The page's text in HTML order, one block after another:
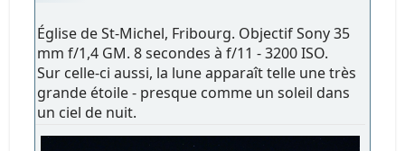
Église de St-Michel, Fribourg. Objectif Sony 35
mm f/1,4 GM. 8 secondes à f/11 - 3200 ISO.
Sur celle-ci aussi, la lune apparaît telle une très
grande étoile - presque comme un soleil dans
un ciel de nuit.